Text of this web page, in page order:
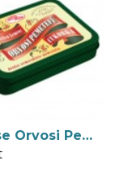
Microse Orvosi Pemetefű Töltetlen Kemény Cukorka Díszdobozos 90g